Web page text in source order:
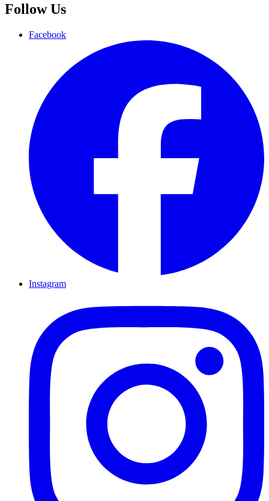
Follow Us
Facebook
Instagram